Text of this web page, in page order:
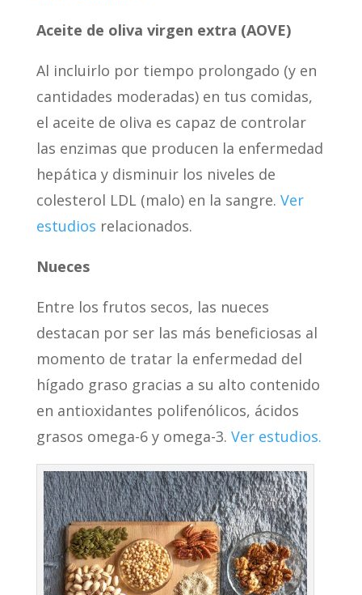
Aceite de oliva virgen extra (AOVE)
Al incluirlo por tiempo prolongado (y en
cantidades moderadas) en tus comidas,
el aceite de oliva es capaz de controlar
las enzimas que producen la enfermedad
hepática y disminuir los niveles de
colesterol LDL (malo) en la sangre. Ver
estudios relacionados.
Nueces
Entre los frutos secos, las nueces
destacan por ser las más beneficiosas al
momento de tratar la enfermedad del
hígado graso gracias a su alto contenido
en antioxidantes polifenólicos, ácidos
grasos omega-6 y omega-3. Ver estudios.